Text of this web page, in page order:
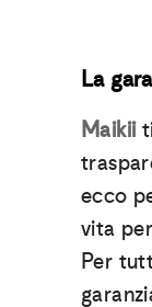
La
Maikii
ecco
vita
Per